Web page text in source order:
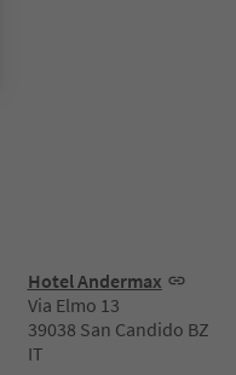
Hotel Andermax
Via Elmo 13
39038 San Candido BZ
IT